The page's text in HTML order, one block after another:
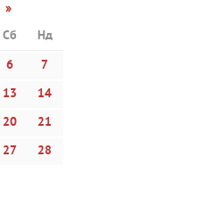
»
Сб
Нд
6
7
13
14
20
21
27
28